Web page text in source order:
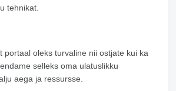
tehnikat.
portaal oleks turvaline nii ostjate kui ka
selleks oma ulatuslikku
aega ja ressursse.